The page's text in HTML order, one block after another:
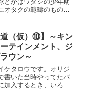
オタクの範疇のもの
あえて当時の価値観で
）、みたい...
道（仮）⑩】～キン
テインメント、ジ
ウン～
ケタロウです。オリジ
書いた当時やってたバ
加入するとき、いろい